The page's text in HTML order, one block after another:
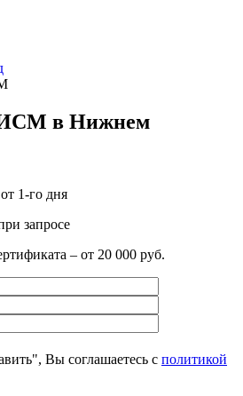
в Нижнем
1-го дня
запросе
– от 20 000 руб.
Вы соглашаетесь с политикой